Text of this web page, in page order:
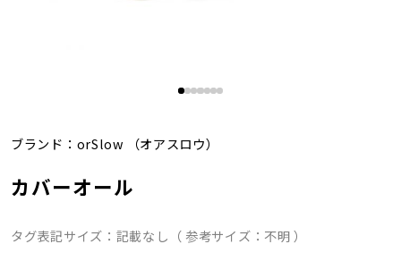
ブランド： orSlow （オアスロウ）
カバーオール
タグ表記サイズ：記載なし（ 参考サイズ：不明 ）